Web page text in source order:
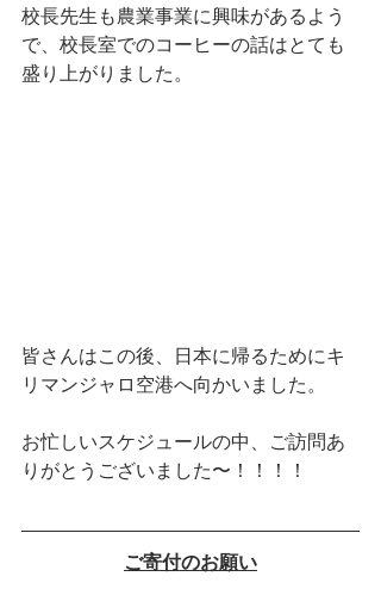
校長先生も農業事業に興味があるよう
で、校長室でのコーヒーの話はとても
盛り上がりました。
皆さんはこの後、日本に帰るためにキ
リマンジャロ空港へ向かいました。
お忙しいスケジュールの中、ご訪問あ
りがとうございました〜！！！！
ご寄付のお願い